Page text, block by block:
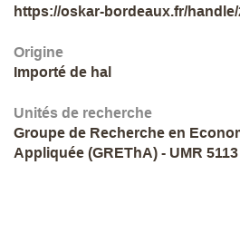
https://oskar-bordeaux.fr/handle/
Origine
Importé de hal
Unités de recherche
Groupe de Recherche en
Appliquée (GREThA) - UMR 5113